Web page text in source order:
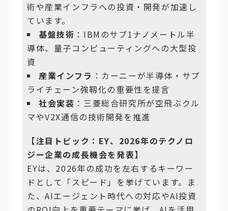
術や産業インフラへの投資・開発が加速し
ています。
基盤技術 ：IBMのサブ1ナノメートル半
導体、量子コンピューティングへの大型投
資
産業インフラ ：カーニーが半導体・サプ
ライチェーン強靱化の重要性を提言
社会実装 ：三菱総合研究所が空飛ぶクル
マやV2X通信の技術開発を推進
【注目トピック：EY、2026年のテクノロ
ジー企業の成長機会を発表】
EYは、2026年の成功を左右するキーワー
ドとして「スピード」を挙げています。ま
た、AIエージェント時代への対応やAI投資